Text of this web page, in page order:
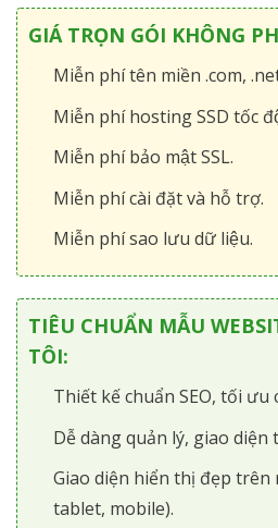
GIÁ TRỌN GÓI KHÔNG
Miễn phí tên miền .com,
Miễn phí hosting SSD tốc
Miễn phí bảo mật SSL.
Miễn phí cài đặt và hỗ trợ.
Miễn phí sao lưu dữ liệu.
TIÊU CHUẨN MẪU
TÔI:
Thiết kế chuẩn SEO, tối ưu
Dễ dàng quản lý, giao diện
Giao diện hiển thị đẹp trên
tablet, mobile).